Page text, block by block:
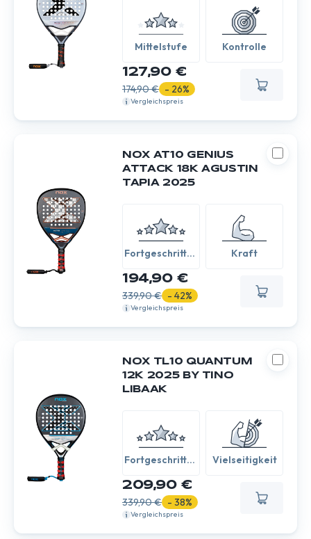
Mittelstufe Kontrolle
127,90 €
174,90 € - 26%
Vergleichspreis
NOX AT10 GENIUS
ATTACK 18K AGUSTIN
TAPIA 2025
Fortgeschritten
Kraft
194,90 €
339,90 € - 42%
Vergleichspreis
NOX TL10 QUANTUM
12K 2025 BY TINO
LIBAAK
Fortgeschritten
Vielseitigkeit
209,90 €
339,90 € - 38%
Vergleichspreis